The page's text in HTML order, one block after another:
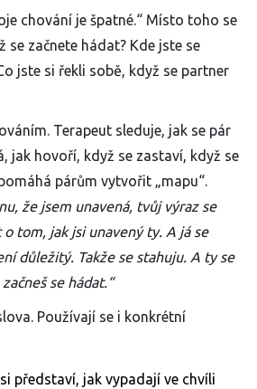
chování je špatné.“ Místo toho se
se začnete hádat? Kde jste se
jste si řekli sobě, když se partner
Terapeut sleduje, jak se pár
jak hovoří, když se zastaví, když se
párům vytvořit „mapu“.
že jsem unavená, tvůj výraz se
tom, jak jsi unavený ty. A já se
důležitý. Takže se stahuju. A ty se
se hádat.“
Používají se i konkrétní
představí, jak vypadají ve chvíli